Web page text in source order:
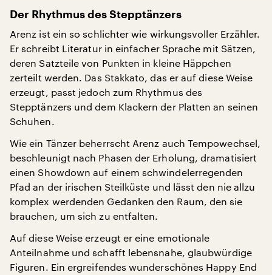
Der Rhythmus des Stepptänzers
Arenz ist ein so schlichter wie wirkungsvoller Erzähler.
Er schreibt Literatur in einfacher Sprache mit Sätzen,
deren Satzteile von Punkten in kleine Häppchen
zerteilt werden. Das Stakkato, das er auf diese Weise
erzeugt, passt jedoch zum Rhythmus des
Stepptänzers und dem Klackern der Platten an seinen
Schuhen.
Wie ein Tänzer beherrscht Arenz auch Tempowechsel,
beschleunigt nach Phasen der Erholung, dramatisiert
einen Showdown auf einem schwindelerregenden
Pfad an der irischen Steilküste und lässt den nie allzu
komplex werdenden Gedanken den Raum, den sie
brauchen, um sich zu entfalten.
Auf diese Weise erzeugt er eine emotionale
Anteilnahme und schafft lebensnahe, glaubwürdige
Figuren. Ein ergreifendes wunderschönes Happy End